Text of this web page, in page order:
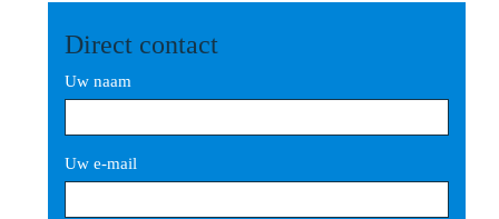
Direct contact
Uw naam
Uw e-mail